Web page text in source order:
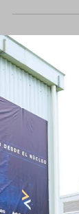
del Banco de
interbancaria
nivel actual
que todavía